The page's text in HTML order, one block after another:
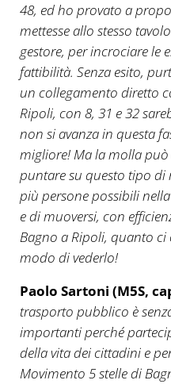
48, ed ho provato a
mettesse allo stesso
gestore, per incrociare le
fattibilità. Senza esito,
un collegamento diretto
Ripoli, con 8, 31 e 32
non si avanza in questa
migliore! Ma la molla può
puntare su questo tipo
più persone possibili
e di muoversi, con
Bagno a Ripoli, quanto ci
modo di vederlo!
Paolo Sartoni (M5S,
trasporto pubblico è
importanti perché
della vita dei cittadini e
Movimento 5 stelle di